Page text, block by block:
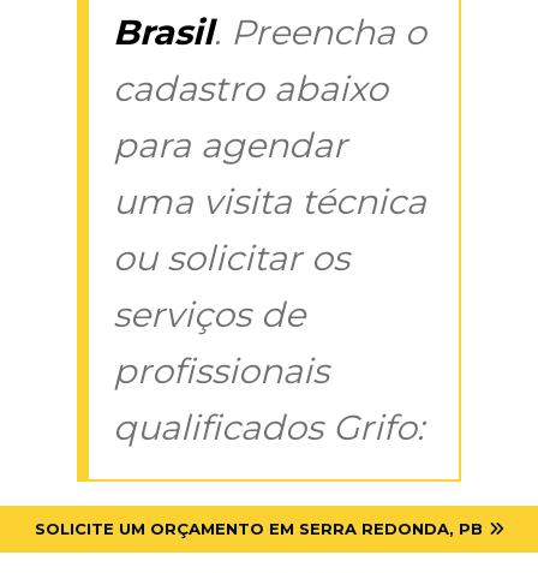
Brasil. Preencha o
cadastro abaixo
para agendar
uma visita técnica
ou solicitar os
serviços de
profissionais
qualificados Grifo:
SOLICITE UM ORÇAMENTO EM SERRA REDONDA, PB